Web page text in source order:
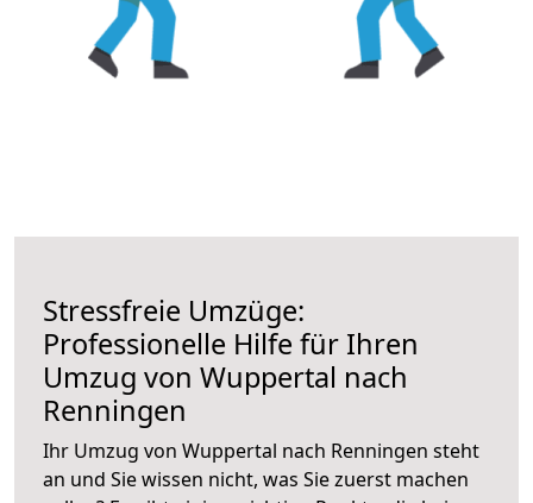
Stressfreie Umzüge:
Professionelle Hilfe für Ihren
Umzug von Wuppertal nach
Renningen
Ihr Umzug von Wuppertal nach Renningen steht
an und Sie wissen nicht, was Sie zuerst machen